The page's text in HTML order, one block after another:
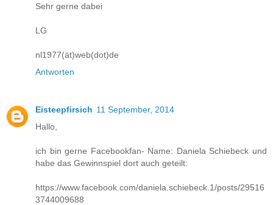
Sehr gerne dabei
LG
nl1977(ät)web(dot)de
Antworten
Eisteepfirsich 11 September, 2014
Hallo,
ich bin gerne Facebookfan- Name: Daniela Schiebeck und
habe das Gewinnspiel dort auch geteilt:
https://www.facebook.com/daniela.schiebeck.1/posts/29516
3744009688